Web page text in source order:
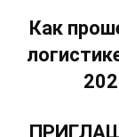
Как